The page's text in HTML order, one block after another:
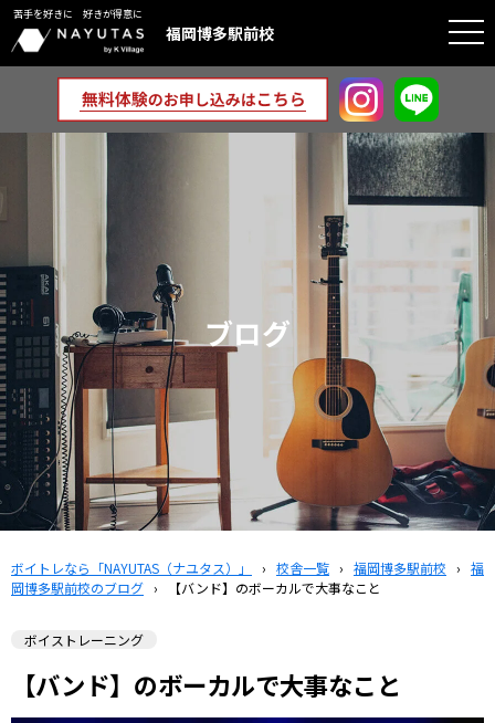
苦手を好きに 好きが得意に
福岡博多駅前校
ブログ
ボイトレなら「NAYUTAS（ナユタス）」 › 校舎一覧 › 福岡博多駅前校 › 福
岡博多駅前校のブログ › 【バンド】のボーカルで大事なこと
ボイストレーニング
【バンド】のボーカルで大事なこと